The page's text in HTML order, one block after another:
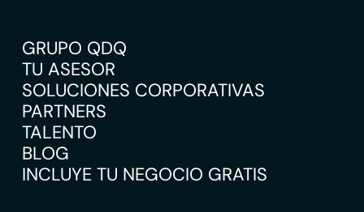
GRUPO QDQ
TU ASESOR
SOLUCIONES CORPORATIVAS
PARTNERS
TALENTO
BLOG
INCLUYE TU NEGOCIO GRATIS